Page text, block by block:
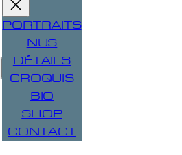
PORTRAITS
NUS
DÉTAILS
CROQUIS
BIO
SHOP
CONTACT